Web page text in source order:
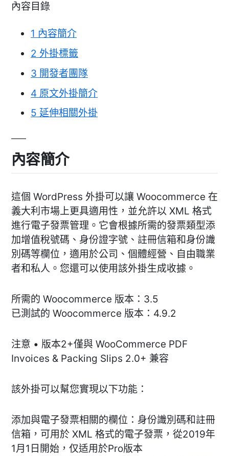
內容目錄
1 內容簡介
2 外掛標籤
3 開發者團隊
4 原文外掛簡介
5 延伸相關外掛
內容簡介
這個 WordPress 外掛可以讓 Woocommerce 在
義大利市場上更具適用性，並允許以 XML 格式
進行電子發票管理。它會根據所需的發票類型添
加增值稅號碼、身份證字號、註冊信箱和身份識
別碼等欄位，適用於公司、個體經營、自由職業
者和私人。您還可以使用該外掛生成收據。
所需的 Woocommerce 版本：3.5
已測試的 Woocommerce 版本：4.9.2
注意 • 版本2+僅與 WooCommerce PDF
Invoices & Packing Slips 2.0+ 兼容
該外掛可以幫您實現以下功能：
添加與電子發票相關的欄位：身份識別碼和註冊
信箱，可用於 XML 格式的電子發票，從2019年
1月1日開始，仅适用於Pro版本